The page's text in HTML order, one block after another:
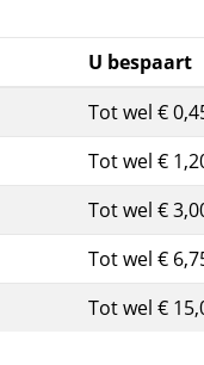
U bespaart
Tot wel €
Tot wel €
Tot wel €
Tot wel €
Tot wel €